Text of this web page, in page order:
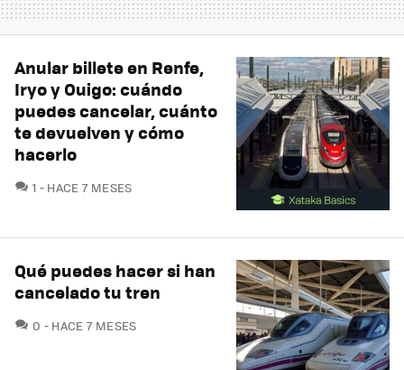
Anular billete en Renfe,
Iryo y Ouigo: cuándo
puedes cancelar, cuánto
te devuelven y cómo
hacerlo
1 COMENTARIOS
HACE 7 MESES
Qué puedes hacer si han
cancelado tu tren
0 COMENTARIOS
HACE 7 MESES